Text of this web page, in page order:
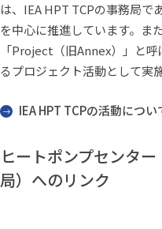
は、IEA HPT TCPの事務局で
を中心に推進しています。ま
「Project（旧Annex）」と
るプロジェクト活動として実
IEA HPT TCPの活動につい
ヒートポンプセンタ
局）へのリンク